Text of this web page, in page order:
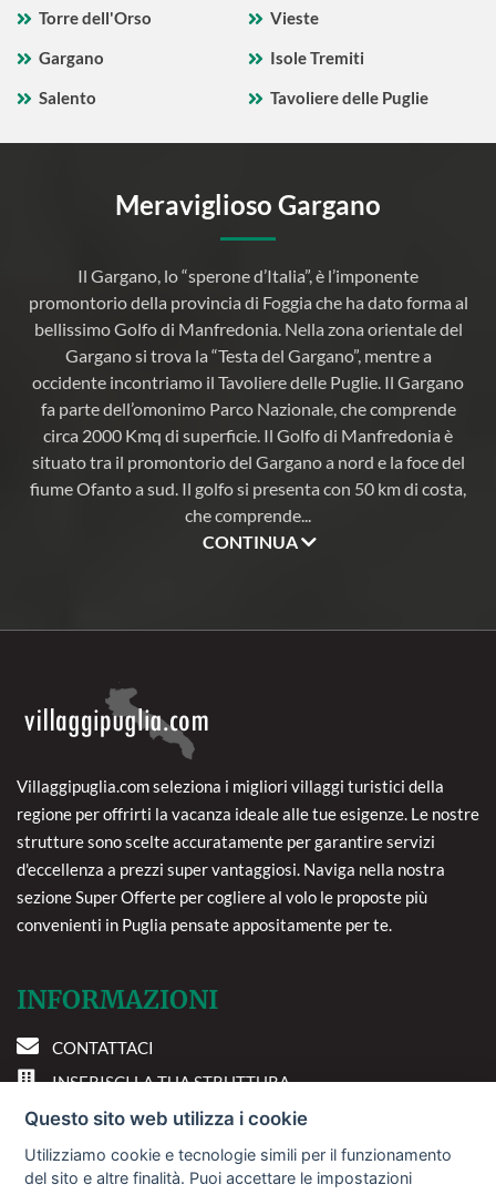
Torre dell'Orso
Vieste
Gargano
Isole Tremiti
Salento
Tavoliere delle Puglie
Meraviglioso Gargano
Il Gargano, lo “sperone d’Italia”, è l’imponente
promontorio della provincia di Foggia che ha dato forma al
bellissimo Golfo di Manfredonia. Nella zona orientale del
Gargano si trova la “Testa del Gargano”, mentre a
occidente incontriamo il Tavoliere delle Puglie. Il Gargano
fa parte dell’omonimo Parco Nazionale, che comprende
circa 2000 Kmq di superficie. Il Golfo di Manfredonia è
situato tra il promontorio del Gargano a nord e la foce del
fiume Ofanto a sud. Il golfo si presenta con 50 km di costa,
che comprende...
CONTINUA
Villaggipuglia.com seleziona i migliori villaggi turistici della
regione per offrirti la vacanza ideale alle tue esigenze. Le nostre
strutture sono scelte accuratamente per garantire servizi
d'eccellenza a prezzi super vantaggiosi. Naviga nella nostra
sezione Super Offerte per cogliere al volo le proposte più
convenienti in Puglia pensate appositamente per te.
INFORMAZIONI
CONTATTACI
INSERISCI LA TUA STRUTTURA
PREFERENZE COOKIE
DOVE SIAMO
Questo sito web utilizza i cookie
Utilizziamo cookie e tecnologie simili per il funzionamento
del sito e altre finalità. Puoi accettare le impostazioni